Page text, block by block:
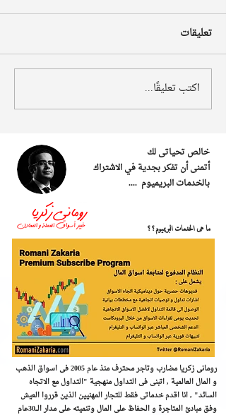
تعليقات
اكتب تعليقًا...
خالص تحياتى لك
أتمنى أن تفكر بجدية في الاشتراك
بالخدمات البريميوم ....
ما هى الخدمات البريميوم؟؟
رومانى زكريا مضارب وتاجر محترف منذ عام 2005 فى اسواق الذهب
و المال العالمية , اتبنى فى التداول منهجية "التداول مع الاتجاه
السائد" , ​انا اقدم خدماتى فقط للتجار المهنيين الذين قرروا العيش
وفق مبادئ المتاجرة و الحفاظ على المال وتنميته على مدار الـــ30عام